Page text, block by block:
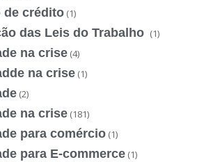
de crédito (1)
das Leis do Trabalho (1)
na crise (4)
na crise (1)
(2)
na crise (181)
para comércio (1)
para E-commerce (1)